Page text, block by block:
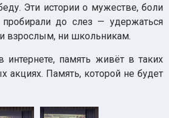
Эти истории о мужестве, боли
до слез — удержаться
взрослым, ни школьникам.
память живёт в таких
акциях. Память, которой не будет